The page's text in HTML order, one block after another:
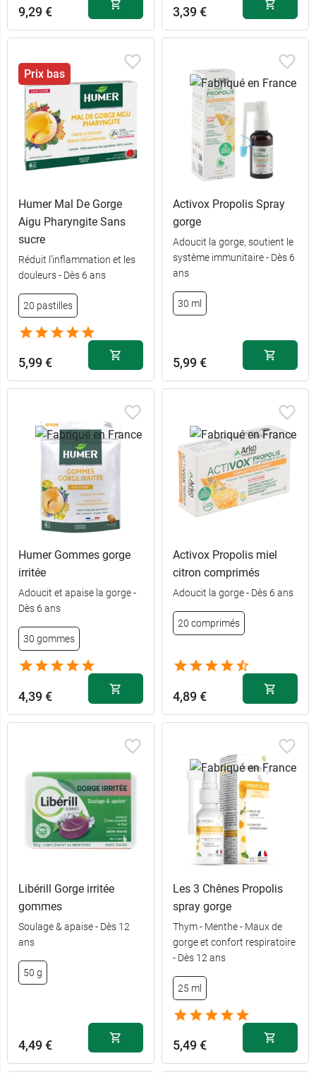
9,29 € 3,39 €
Prix bas
Humer Mal De Gorge
Aigu Pharyngite Sans
sucre
Réduit l’inflammation et les
douleurs - Dès 6 ans
20 pastilles
5,99 €
Activox Propolis Spray
gorge
Adoucit la gorge, soutient le
système immunitaire - Dès 6
ans
30 ml
5,99 €
Humer Gommes gorge
irritée
Adoucit et apaise la gorge -
Dès 6 ans
30 gommes
4,39 €
Activox Propolis miel
citron comprimés
Adoucit la gorge - Dès 6 ans
20 comprimés
4,89 €
Libérill Gorge irritée
gommes
Soulage & apaise - Dès 12
ans
50 g
4,49 €
Les 3 Chênes Propolis
spray gorge
Thym - Menthe - Maux de
gorge et confort respiratoire
- Dès 12 ans
25 ml
5,49 €